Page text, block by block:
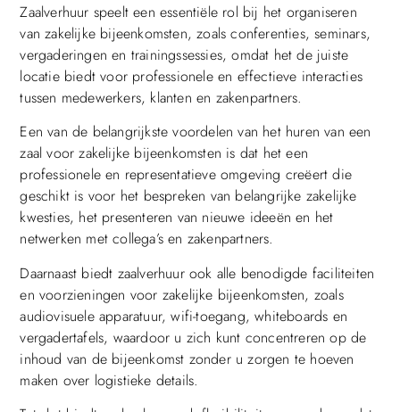
Zaalverhuur speelt een essentiële rol bij het organiseren
van zakelijke bijeenkomsten, zoals conferenties, seminars,
vergaderingen en trainingssessies, omdat het de juiste
locatie biedt voor professionele en effectieve interacties
tussen medewerkers, klanten en zakenpartners.
Een van de belangrijkste voordelen van het huren van een
zaal voor zakelijke bijeenkomsten is dat het een
professionele en representatieve omgeving creëert die
geschikt is voor het bespreken van belangrijke zakelijke
kwesties, het presenteren van nieuwe ideeën en het
netwerken met collega’s en zakenpartners.
Daarnaast biedt zaalverhuur ook alle benodigde faciliteiten
en voorzieningen voor zakelijke bijeenkomsten, zoals
audiovisuele apparatuur, wifi-toegang, whiteboards en
vergadertafels, waardoor u zich kunt concentreren op de
inhoud van de bijeenkomst zonder u zorgen te hoeven
maken over logistieke details.